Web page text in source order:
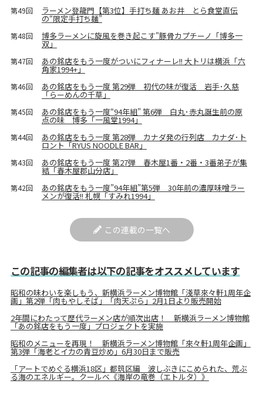
第49回 ラーメン登龍門【第3位】手打ち麺 あお井 とら食堂直伝
の“限定手打ち麺”
第48回 博多ラーメンに旋風を巻き起こす"豚骨カプチーノ「博多一
双」
第47回 あの銘店をもう一度がついにフィナーレ!! 大トリは横浜「六
角家1994+」
第46回 あの銘店をもう一度 第29弾 初代の味が復活 岩手･久慈
「らーめんの千草」
第45回 あの銘店をもう一度“94年組” 第6弾 白丸･赤丸誕生前の原
点の味 博多「一風堂1994」
第44回 あの銘店をもう一度 第28弾 カナダ発の行列店 カナダ･ト
ロント「RYUS NOODLE BAR」
第43回 あの銘店をもう一度 第27弾 春木屋1番・2番・3番弟子が集
結「春木屋郡山分店」
第42回 あの銘店をもう一度”94年組”第5弾 30年前の濃厚味噌ラー
メンが復活!! 札幌「すみれ1994」
この連載の一覧へ
この記事の編集者は以下の記事をオススメしています
昭和の味わいを楽しもう、新横浜ラーメン博物館「淺草來々軒1周年企
画」第2弾「肉もやしそば」「肉天ぷら」2月1日より販売開始
2年間にわたって歴代ラーメン店が順次出店！ 新横浜ラーメン博物館
「あの銘店をもう一度」プロジェクトを実施
昭和のメニューを再現！ 新横浜ラーメン博物館「來々軒1周年企画」
第3弾「海老とイカの青豆炒め」6月30日まで販売
「アートでめぐる横浜18区」都筑区編 波しぶきにこめられた、荒ぶ
る海のエネルギー。クールベ《海岸の竜巻（エトルタ）》